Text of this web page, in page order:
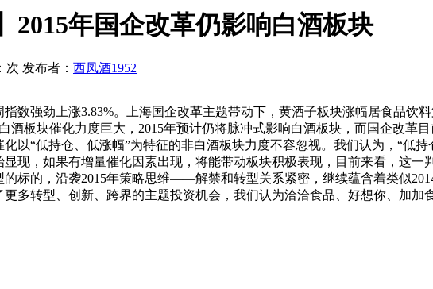
2015年国企改革仍影响白酒板块
次 发布者： 西凤酒1952
指数强劲上涨3.83%。上海国企改革主题带动下，黄酒子板块涨幅居食品
酒板块催化力度巨大，2015年预计仍将脉冲式影响白酒板块，而国企改革
以“低持仓、低涨幅”为特征的非白酒板块力度不容忽视。我们认为，“低
现，如果有增量催化因素出现，将能带动板块积极表现，目前来看，这
标的，沿袭2015年策略思维——解禁和转型关系紧密，继续蕴含着类似
多转型、创新、跨界的主题投资机会，我们认为洽洽食品、好想你、加加